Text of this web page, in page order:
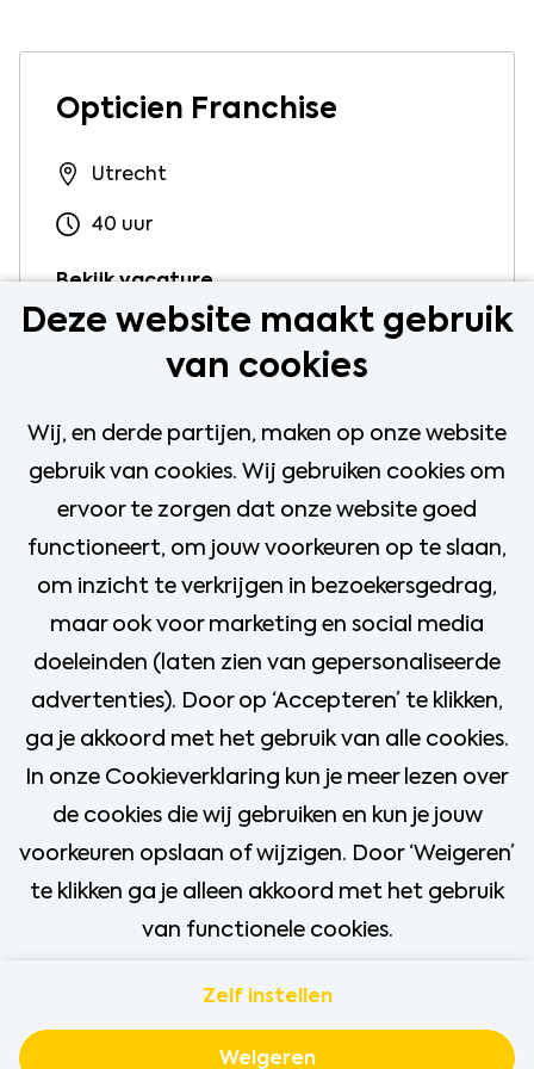
Deze website maakt gebruik
van cookies
Wij, en derde partijen, maken op onze website
gebruik van cookies. Wij gebruiken cookies om
ervoor te zorgen dat onze website goed
functioneert, om jouw voorkeuren op te slaan,
om inzicht te verkrijgen in bezoekersgedrag,
maar ook voor marketing en social media
doeleinden (laten zien van gepersonaliseerde
advertenties). Door op ‘Accepteren’ te klikken,
ga je akkoord met het gebruik van alle cookies.
In onze Cookieverklaring kun je meer lezen over
de cookies die wij gebruiken en kun je jouw
voorkeuren opslaan of wijzigen. Door ‘Weigeren’
te klikken ga je alleen akkoord met het gebruik
van functionele cookies.
Zelf instellen
Weigeren
Opticien Franchise
Utrecht
40 uur
Bekijk vacature
Contactlensspecialist
Franchise
Utrecht
40 uur
Bekijk vacature
Meer vacatures
Privacy